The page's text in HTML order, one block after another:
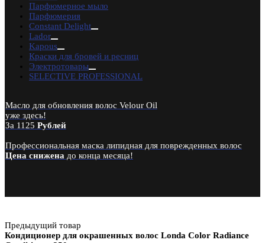
Ekel
Lebelage
Constant Delight
Schwarzkopf Professional
Domix Green Professional
RefectoCil
Godefroy Eyebrow
Henna Expert
Lador
CHI
Tefia
Kebren
Karseell
Concept
Парфюмерное мыло
Парфюмерия
Constant Delight
Lador
Kapous
Краски для бровей и ресниц
Электротовары
SELECTIVE PROFESSIONAL
Масло для обновления волос Velour Oil
уже здесь!
За 1125 Рублей
Профессиональная маска липидная для поврежденных волос
Цена снижена до конца месяца!
Предыдущий товар
Кондиционер для окрашенных волос Londa Color Radiance